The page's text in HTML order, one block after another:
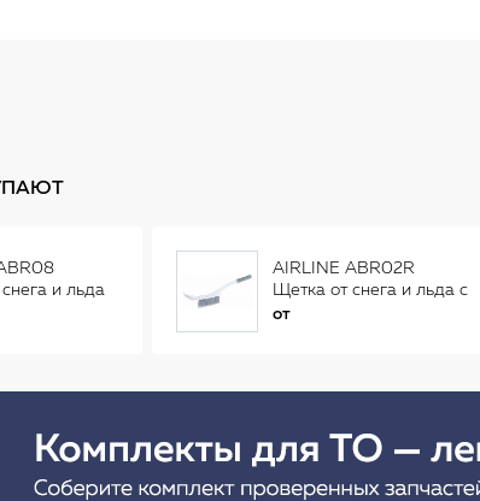
и льда
AIRLINE ABR02R
Щетка от снега и льда с
распушенной щетиной
от